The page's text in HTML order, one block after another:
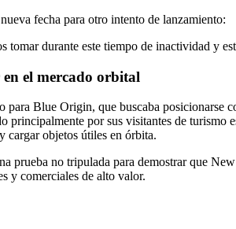
fecha para otro intento de lanzamiento:
tomar durante este tiempo de inactividad y
el mercado orbital
para Blue Origin, que buscaba posicionarse
por sus visitantes de turismo
cargar objetos útiles en órbita.
prueba no tripulada para demostrar que
y comerciales de alto valor.